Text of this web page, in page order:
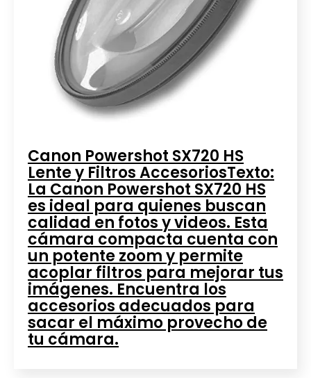
Canon Powershot SX720 HS
Lente y Filtros AccesoriosTexto:
La Canon Powershot SX720 HS
es ideal para quienes buscan
calidad en fotos y videos. Esta
cámara compacta cuenta con
un potente zoom y permite
acoplar filtros para mejorar tus
imágenes. Encuentra los
accesorios adecuados para
sacar el máximo provecho de
tu cámara.